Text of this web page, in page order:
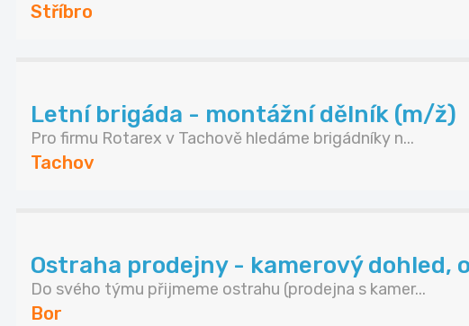
Stříbro
Letní brigáda - montážní dělník (m/ž)
Pro firmu Rotarex v Tachově hledáme brigádníky n...
Tachov
Ostraha prodejny - kamerový dohled,
Do svého týmu přijmeme ostrahu (prodejna s kamer...
Bor